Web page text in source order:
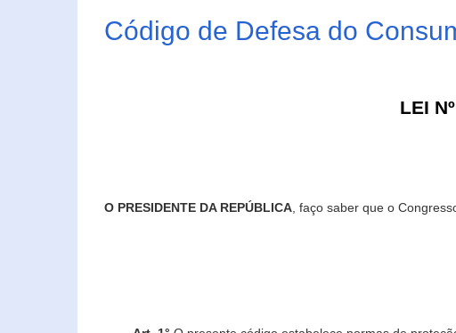
Código de Defesa do
LEI
O PRESIDENTE DA REPÚBLICA, faço saber que o